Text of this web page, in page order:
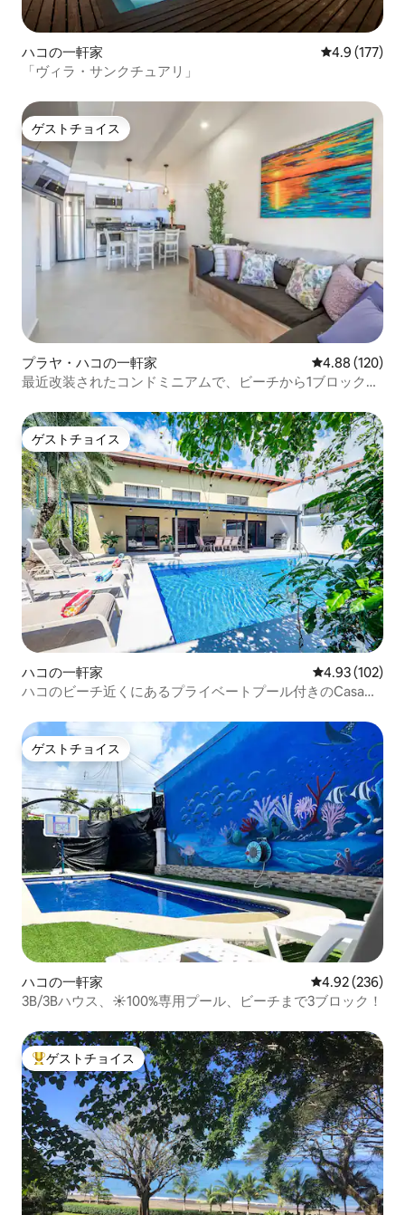
ハコの一軒家 レビュー177
4.9 (177)
「ヴィラ・サンクチュアリ」
ゲストチョイス
ゲストチョイス
プラヤ・ハコの一軒家 レビュー120
4.88 (120)
最近改装されたコンドミニアムで、ビーチから1ブロックで
ゲストチョイス
ゲストチョイス
ハコの一軒家 レビュー102
4.93 (102)
ハコのビーチ近くにあるプライベートプール付きのCasa
ゲストチョイス
ゲストチョイス
ハコの一軒家 レビュー236
4.92 (236)
3B/3Bハウス、☀️100%専用プール、ビーチまで3ブロック！
大好評のゲストチョイスです。
ゲストチョイス